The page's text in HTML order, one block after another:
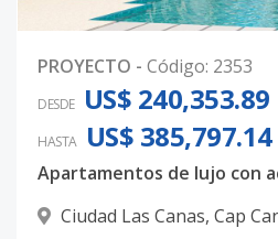
PROYECTO - Código: 2353
DESDE US$ 240,353.89
HASTA US$ 385,797.14
Apartamentos de lujo con
Ciudad Las Canas, Cap